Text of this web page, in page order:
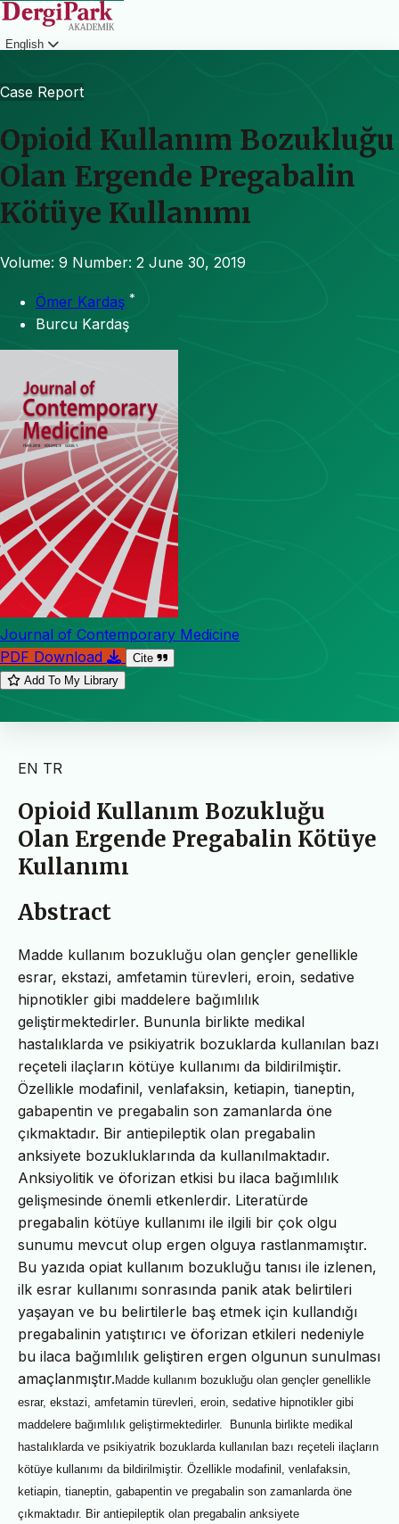
English
Case Report
Opioid Kullanım Bozukluğu
Olan Ergende Pregabalin
Kötüye Kullanımı
Volume: 9 Number: 2 June 30, 2019
Ömer Kardaş *
Burcu Kardaş
Journal of Contemporary Medicine
PDF Download
Cite
Add To My Library
EN TR
Opioid Kullanım Bozukluğu
Olan Ergende Pregabalin Kötüye
Kullanımı
Abstract
Madde kullanım bozukluğu olan gençler genellikle
esrar, ekstazi, amfetamin türevleri, eroin, sedative
hipnotikler gibi maddelere bağımlılık
geliştirmektedirler. Bununla birlikte medikal
hastalıklarda ve psikiyatrik bozuklarda kullanılan bazı
reçeteli ilaçların kötüye kullanımı da bildirilmiştir.
Özellikle modafinil, venlafaksin, ketiapin, tianeptin,
gabapentin ve pregabalin son zamanlarda öne
çıkmaktadır. Bir antiepileptik olan pregabalin
anksiyete bozukluklarında da kullanılmaktadır.
Anksiyolitik ve öforizan etkisi bu ilaca bağımlılık
gelişmesinde önemli etkenlerdir. Literatürde
pregabalin kötüye kullanımı ile ilgili bir çok olgu
sunumu mevcut olup ergen olguya rastlanmamıştır.
Bu yazıda opiat kullanım bozukluğu tanısı ile izlenen,
ilk esrar kullanımı sonrasında panik atak belirtileri
yaşayan ve bu belirtilerle baş etmek için kullandığı
pregabalinin yatıştırıcı ve öforizan etkileri nedeniyle
bu ilaca bağımlılık geliştiren ergen olgunun sunulması
amaçlanmıştır. Madde kullanım bozukluğu olan gençler genellikle
esrar, ekstazi, amfetamin türevleri, eroin, sedative hipnotikler gibi
maddelere bağımlılık geliştirmektedirler.
Bununla birlikte medikal
hastalıklarda ve psikiyatrik bozuklarda kullanılan bazı reçeteli ilaçların
kötüye kullanımı da bildirilmiştir. Özellikle modafinil, venlafaksin,
ketiapin, tianeptin, gabapentin ve pregabalin son zamanlarda öne
çıkmaktadır. Bir antiepileptik olan pregabalin anksiyete